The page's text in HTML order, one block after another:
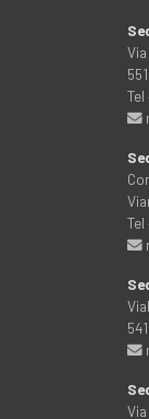
Tel